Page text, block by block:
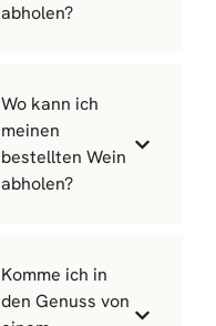
abholen?
Wo kann ich
meinen
bestellten Wein
abholen?
Komme ich in
den Genuss von